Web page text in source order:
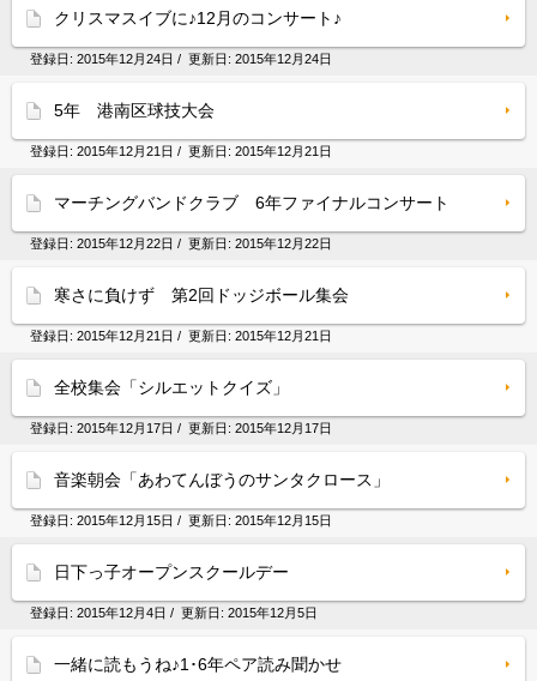
クリスマスイブに♪12月のコンサート♪
登録日: 2015年12月24日 / 更新日: 2015年12月24日
5年 港南区球技大会
登録日: 2015年12月21日 / 更新日: 2015年12月21日
マーチングバンドクラブ 6年ファイナルコンサート
登録日: 2015年12月22日 / 更新日: 2015年12月22日
寒さに負けず 第2回ドッジボール集会
登録日: 2015年12月21日 / 更新日: 2015年12月21日
全校集会「シルエットクイズ」
登録日: 2015年12月17日 / 更新日: 2015年12月17日
音楽朝会「あわてんぼうのサンタクロース」
登録日: 2015年12月15日 / 更新日: 2015年12月15日
日下っ子オープンスクールデー
登録日: 2015年12月4日 / 更新日: 2015年12月5日
一緒に読もうね♪1･6年ペア読み聞かせ